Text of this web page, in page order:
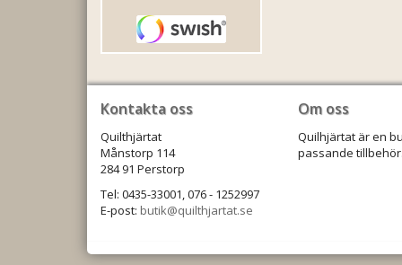
Kontakta oss
Quilthjärtat
Månstorp 114
284 91 Perstorp
Tel: 0435-33001, 076 - 1252997
E-post: butik@quilthjartat.se
Om oss
Quilhjärtat är en
passande